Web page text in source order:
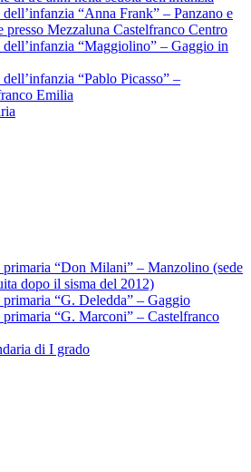
dell’infanzia “Anna Frank” – Panzano e
presso Mezzaluna Castelfranco Centro
dell’infanzia “Maggiolino” – Gaggio in
dell’infanzia “Pablo Picasso” –
Emilia
primaria “Don Milani” – Manzolino (sede
dopo il sisma del 2012)
primaria “G. Deledda” – Gaggio
primaria “G. Marconi” – Castelfranco
di I grado